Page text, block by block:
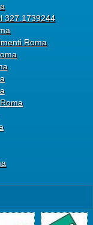
327.1739244
Roma